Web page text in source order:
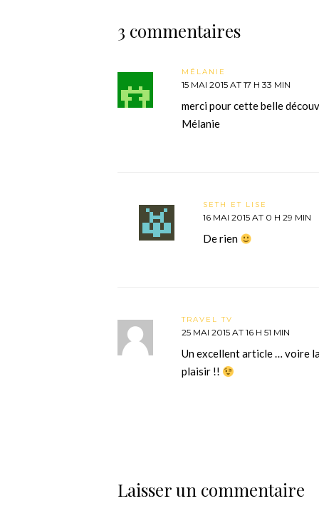
3 commentaires
MÉLANIE
15 MAI 2015 AT 17 H 33 MIN
merci pour cette belle
Mélanie
SETH ET LISE
16 MAI 2015 AT 0 H 29 MIN
De rien
TRAVEL TV
25 MAI 2015 AT 16 H 51 MIN
Un excellent article … voire
plaisir !!
Laisser un commentaire